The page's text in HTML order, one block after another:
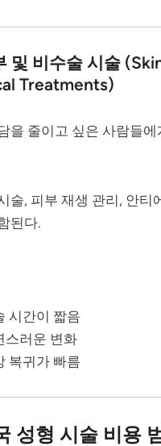
및 비수술 시술
Treatments)
을 줄이고 싶은 사람들
술, 피부 재생 관리, 안티
된다.
시간이 짧음
스러운 변화
복귀가 빠름
성형 시술 비용